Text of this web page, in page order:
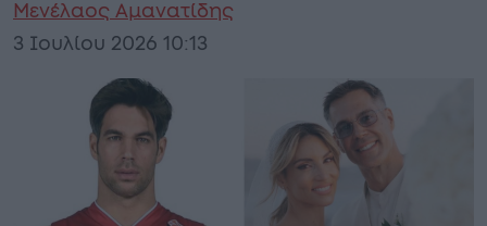
Μενέλαος Αμανατίδης
3 Ιουλίου 2026 10:13